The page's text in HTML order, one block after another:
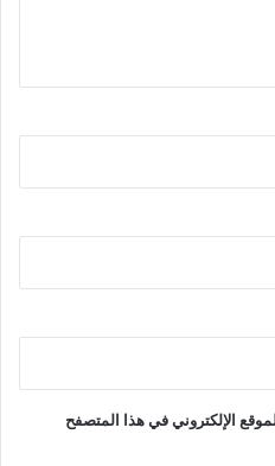
الإلكتروني في هذا المتصفح